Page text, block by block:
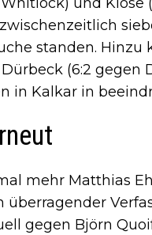
standen. Hinzu
(6:2 gegen
in Kalkar in
mehr Matthias
gegen Björn